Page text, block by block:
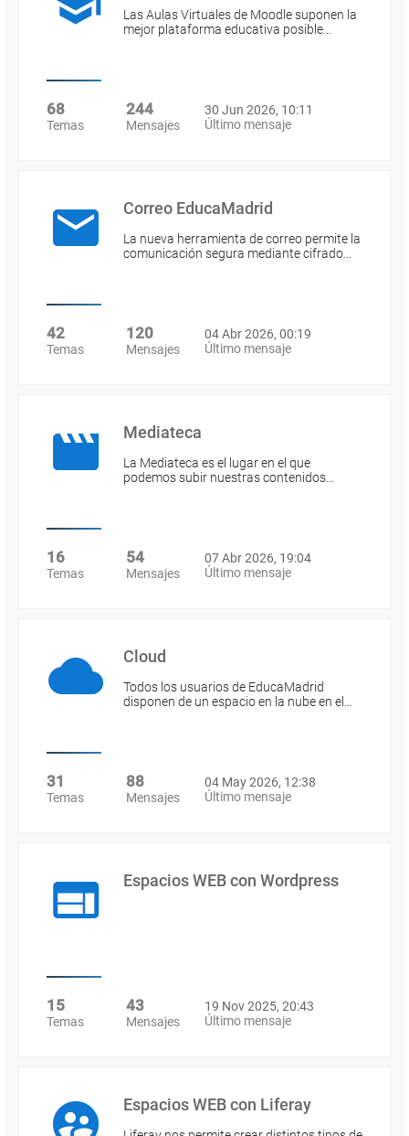
Las Aulas Virtuales de Moodle suponen la
mejor plataforma educativa posible…
68
Temas
244
Mensajes
30 Jun 2026, 10:11
Último mensaje
Correo EducaMadrid
La nueva herramienta de correo permite la
comunicación segura mediante cifrado…
42
Temas
120
Mensajes
04 Abr 2026, 00:19
Último mensaje
Mediateca
La Mediateca es el lugar en el que
podemos subir nuestras contenidos…
16
Temas
54
Mensajes
07 Abr 2026, 19:04
Último mensaje
Cloud
Todos los usuarios de EducaMadrid
disponen de un espacio en la nube en el…
31
Temas
88
Mensajes
04 May 2026, 12:38
Último mensaje
Espacios WEB con Wordpress
15
Temas
43
Mensajes
19 Nov 2025, 20:43
Último mensaje
Espacios WEB con Liferay